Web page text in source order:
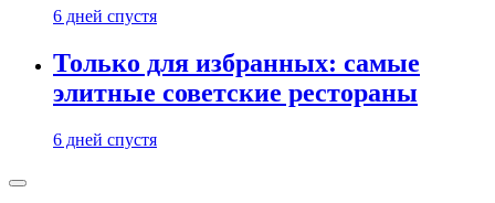
6 дней спустя
Только для избранных: самые
элитные советские рестораны
6 дней спустя